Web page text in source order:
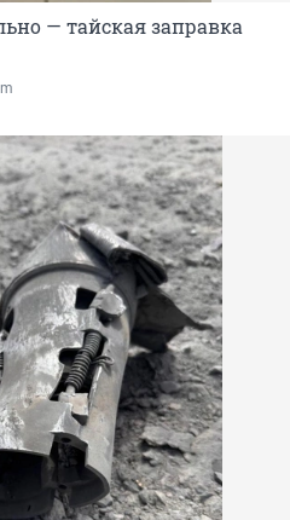
— тайская заправка